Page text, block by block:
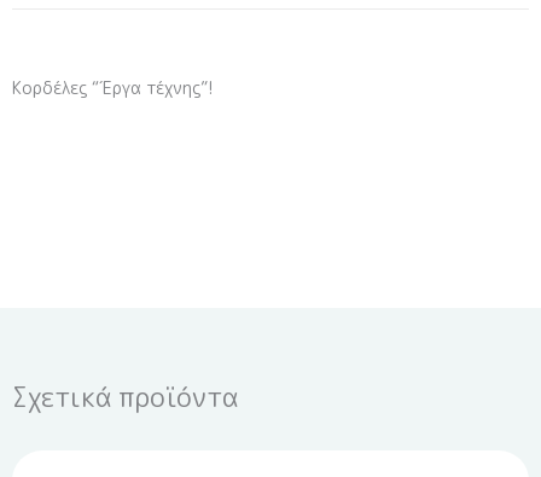
Κορδέλες “Έργα τέχνης”!
Σχετικά προϊόντα